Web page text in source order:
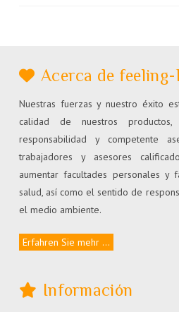
Acerca de feeling-
Nuestras fuerzas y nuestro éxito
calidad de nuestros
responsabilidad y competente
trabajadores y asesores
aumentar facultades personales
salud, así como el sentido de
el medio ambiente.
Erfahren Sie mehr ...
Información